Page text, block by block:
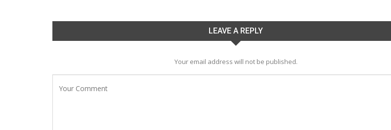
LEAVE A REPLY
Your email address will not be published.